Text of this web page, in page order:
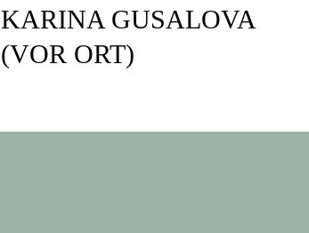
KARINA GUSALOVA
(VOR ORT)